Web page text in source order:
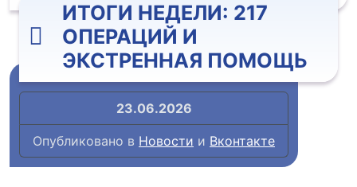
ИТОГИ НЕДЕЛИ: 217
ОПЕРАЦИЙ И
ЭКСТРЕННАЯ ПОМОЩЬ
23.06.2026
Опубликовано в Новости и Вконтакте